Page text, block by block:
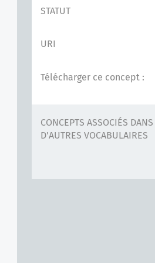
STATUT
URI
Télécharger ce concept :
CONCEPTS ASSOCIÉS DANS
D'AUTRES VOCABULAIRES